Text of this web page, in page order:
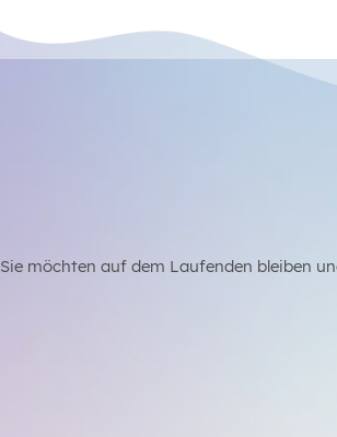
Sie möchten auf dem Laufenden bleiben